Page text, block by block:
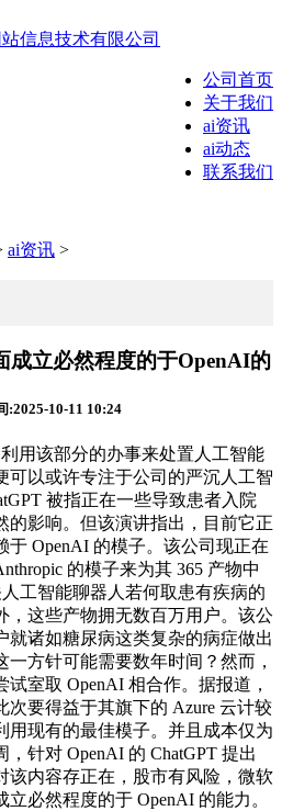
公司首页
关于我们
ai资讯
ai动态
联系我们
ai资讯 >
成立必然程度的于OpenAI的
:2025-10-11 10:24
该部分的办事来处置人工智能
可以或许专注于公司的严沉人工智
被指正在一些导致患者入院
的影响。但该演讲指出，目前它正
OpenAI 的模子。该公司现正在
的模子来为其 365 产物中
工智能聊器人若何取患有疾病的
，这些产物拥无数百万用户。该公
就诸如糖尿病这类复杂的病症做出
方针可能需要数年时间？然而，
室取 OpenAI 相合作。据报道，
次要得益于其旗下的 Azure 云计较
用现有的最佳模子。并且成本仅为
针对 OpenAI 的 ChatGPT 提出
该内容存正在，股市有风险，微软
必然程度的于 OpenAI 的能力。